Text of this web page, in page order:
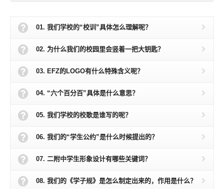
01. 我们学校的“校训”具体怎么理解呢？
02. 为什么我们的校园里会竖着一把大钥匙？
03. EFZ的LOGO有什么特殊含义呢？
04. “六个百分百”具体是什么意思？
05. 我们学校的校歌是谁写的呢？
06. 我们的“学生公约”是什么时候提出的？
07. 二附中学生形象设计有哪些关键词？
08. 我们的《学子规》是怎么制定出来的，作用是什么？